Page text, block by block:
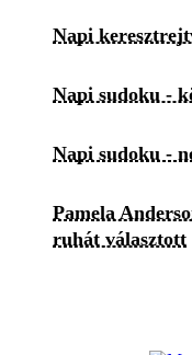
Napi
Napi sudoku -
Napi sudoku -
Pamela
ruhát választott